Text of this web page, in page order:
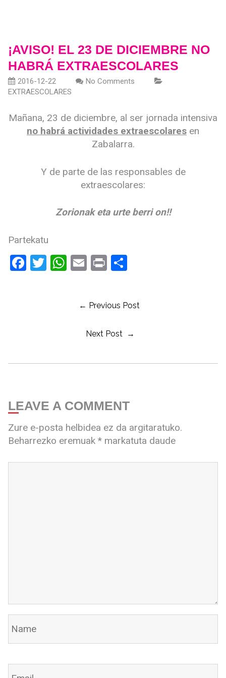
¡AVISO! EL 23 DE DICIEMBRE NO
HABRÁ EXTRAESCOLARES
2016-12-22
No Comments
EXTRAESCOLARES
Mañana, 23 de diciembre, al ser jornada intensiva
no habrá actividades extraescolares en
Zabalarra.
Y de parte de las responsables de
extraescolares:
Zorionak eta urte berri on!!
Partekatu
Facebook
Twitter
WhatsApp
Email
PrintShare
← Previous Post
Next Post →
LEAVE A COMMENT
Zure e-posta helbidea ez da argitaratuko.
Beharrezko eremuak *markatuta daude